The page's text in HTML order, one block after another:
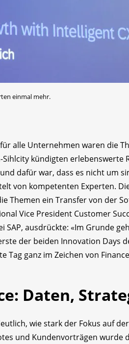
einmal mehr.
alle Unternehmen waren die
kündigten erlebenswerte
dafür war, dass es nicht um
von kompetenten Experten.
Themen ein Transfer von der
Vice President Customer
SAP, ausdrückte: «Im Grunde
der beiden Innovation Days
Tag ganz im Zeichen von
Daten,
wie stark der Fokus auf
und Kundenvorträgen wurde